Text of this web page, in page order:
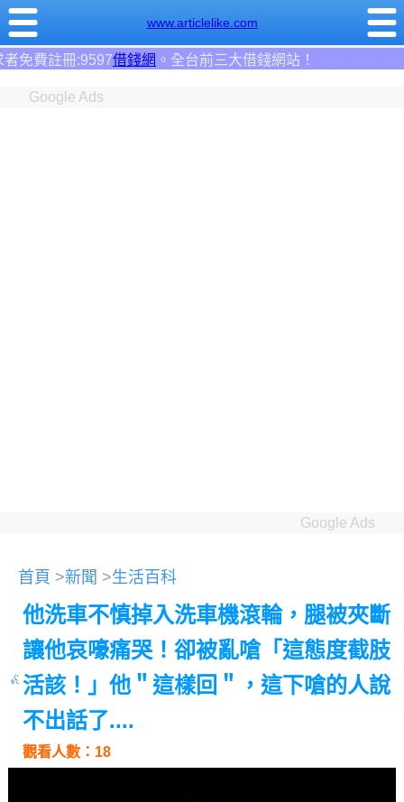
www.articlelike.com
。全台前三大借錢網站！
Google Ads
Google Ads
首頁 >新聞 >生活百科
他洗車不慎掉入洗車機滾輪，腿被夾斷
讓他哀嚎痛哭！卻被亂嗆「這態度截肢
活該！」他＂這樣回＂，這下嗆的人說
不出話了....
觀看人數：18